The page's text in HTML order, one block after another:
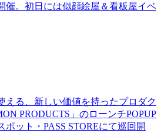
催。初日には似顔絵屋＆看板屋イベ
える、新しい価値を持ったプロダク
PRODUCTS」のローンチPOPUP
ット・PASS STOREにて巡回開